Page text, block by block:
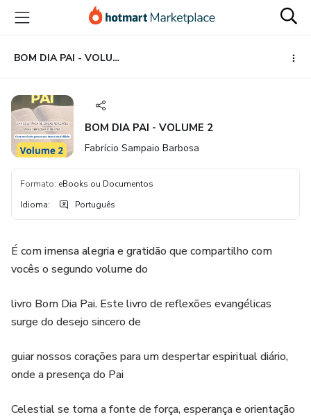
para
conteúdo
principal
para
pagamento
para
rodapé
BOM DIA PAI - VOLUME 2
BOM DIA PAI - VOLUME 2
Fabrício Sampaio Barbosa
Formato: eBooks ou Documentos
Idioma: Português
É com imensa alegria e gratidão que compartilho com
vocês o segundo volume do
livro Bom Dia Pai. Este livro de reflexões evangélicas
surge do desejo sincero de
guiar nossos corações para um despertar espiritual diário,
onde a presença do Pai
Celestial se torna a fonte de força, esperança e orientação